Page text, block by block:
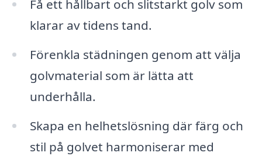
Få ett hållbart och slitstarkt golv som
klarar av tidens tand.
Förenkla städningen genom att välja
golvmaterial som är lätta att
underhålla.
Skapa en helhetslösning där färg och
stil på golvet harmoniserar med